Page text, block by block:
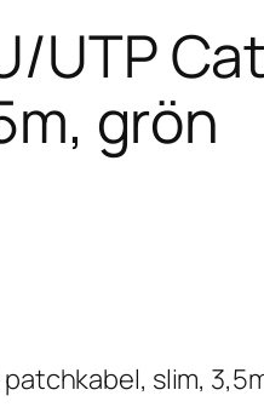
UTP
grön
patchkabel, slim,